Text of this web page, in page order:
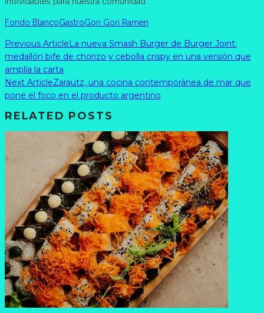
Fondo BlancoGastroGori Gori Ramen
Previous ArticleLa nueva Smash Burger de Burger Joint:
medallón bife de chorizo y cebolla crispy en una versión que
amplía la carta
Next ArticleZarautz, una cocina contemporánea de mar que
pone el foco en el producto argentino
RELATED POSTS